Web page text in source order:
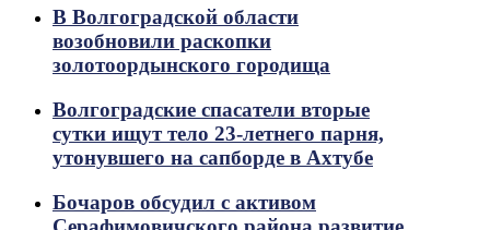
В Волгоградской области
возобновили раскопки
золотоордынского городища
Волгоградские спасатели вторые
сутки ищут тело 23-летнего парня,
утонувшего на сапборде в Ахтубе
Бочаров обсудил с активом